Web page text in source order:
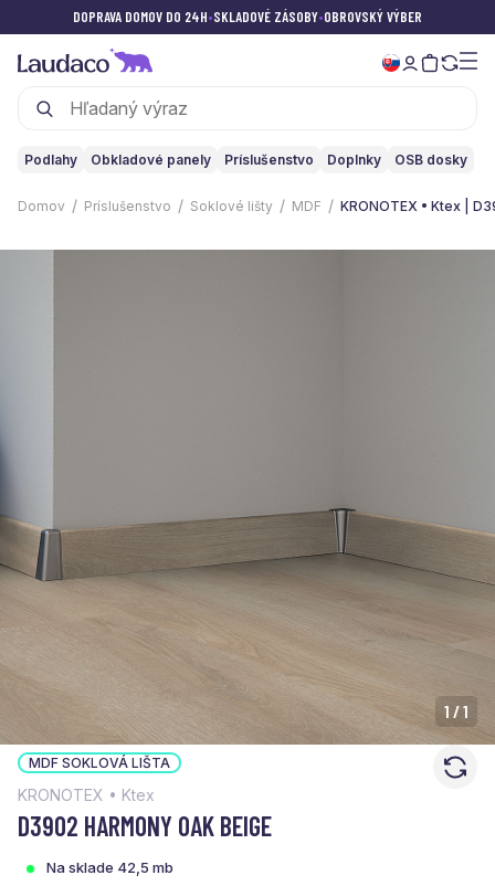
DOPRAVA DOMOV DO 24H•SKLADOVÉ ZÁSOBY•OBROVSKÝ VÝBER
Podlahy Obkladové panely Príslušenstvo Doplnky OSB dosky
Domov Príslušenstvo Soklové lišty MDF KRONOTEX • Ktex |
1 /1
MDF SOKLOVÁ LIŠTA
KRONOTEX • Ktex
D3902 HARMONY OAK BEIGE
Na sklade 42,5 mb